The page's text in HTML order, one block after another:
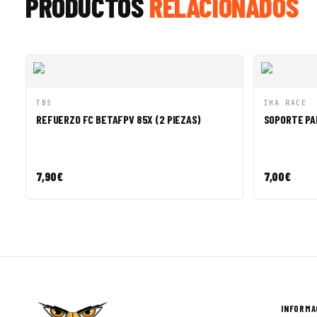
VISTA RÁPIDA
TBS
REFUERZO FC BETAFPV 85X (2 PIEZAS)
7,90€
VISTA
IHA RACE
SOPORTE
7,00€